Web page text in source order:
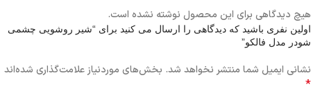
هیچ دیدگاهی برای این محصول نوشته نشده است.
اولین نفری باشید که دیدگاهی را ارسال می کنید برای “شیر روشویی چشمی
شودر مدل فالکو”
نشانی ایمیل شما منتشر نخواهد شد. بخش‌های موردنیاز علامت‌گذاری شده‌اند
*